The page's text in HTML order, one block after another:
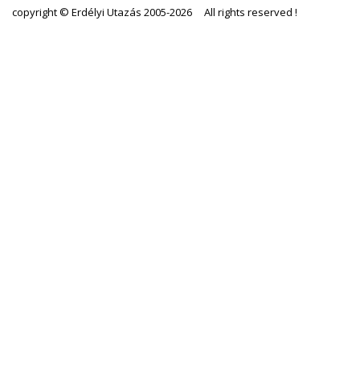
copyright © Erdélyi Utazás 2005-2026 All rights reserved !